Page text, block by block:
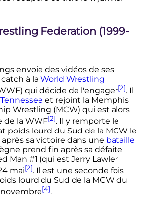
Federation (1999-
envoie des vidéos de ses
à la World Wrestling
qui décide de l'engager[2]. Il
Tennessee et rejoint la Memphis
Wrestling (MCW) qui est alors
de la WWF[2]. Il y remporte le
poids lourd du Sud de la MCW le
après sa victoire dans une bataille
prend fin après sa défaite
Man #1 (qui est Jerry Lawler
mai[2]. Il est une seconde fois
lourd du Sud de la MCW du
[4].